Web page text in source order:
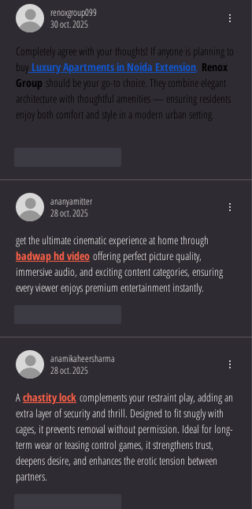
renoxgroup099
30 oct. 2025
Completely agree with your thoughts! If anyone is planning to
buy Luxury Apartments in Noida Extension, Renox
Group should be your go-to choice. They combine elegant
architecture with thoughtful amenities — ensuring residents
enjoy both comfort and style in a modern urban setting.
ananyamitter
28 oct. 2025
get the ultimate cinematic experience at home through
badwap hd video offering perfect picture quality,
immersive audio, and exciting content categories, ensuring
every viewer enjoys premium entertainment instantly.
anamikaheersharma
28 oct. 2025
A chastity lock complements your restraint play, adding an
extra layer of security and thrill. Designed to fit snugly with
cages, it prevents removal without permission. Ideal for long-
term wear or teasing control games, it strengthens trust,
deepens desire, and enhances the erotic tension between
partners.